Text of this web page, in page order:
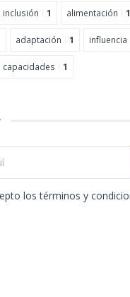
inclusión 1 alimentación 1
adaptación 1 influencia
capacidades 1
los términos y